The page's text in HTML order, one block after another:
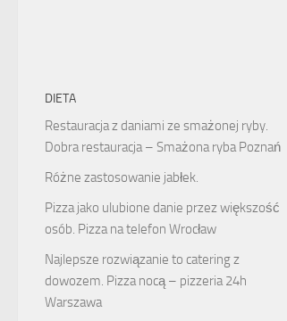
DIETA
Restauracja z daniami ze smażonej ryby.
Dobra restauracja – Smażona ryba Poznań
Różne zastosowanie jabłek.
Pizza jako ulubione danie przez większość
osób. Pizza na telefon Wrocław
Najlepsze rozwiązanie to catering z
dowozem. Pizza nocą – pizzeria 24h
Warszawa